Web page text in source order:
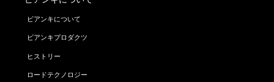
ビアンキについて
ビアンキプロダクツ
ヒストリー
ロードテクノロジー